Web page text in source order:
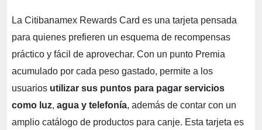
La Citibanamex Rewards Card es una tarjeta pensada
para quienes prefieren un esquema de recompensas
práctico y fácil de aprovechar. Con un punto Premia
acumulado por cada peso gastado, permite a los
usuarios utilizar sus puntos para pagar servicios
como luz, agua y telefonía, además de contar con un
amplio catálogo de productos para canje. Esta tarjeta es